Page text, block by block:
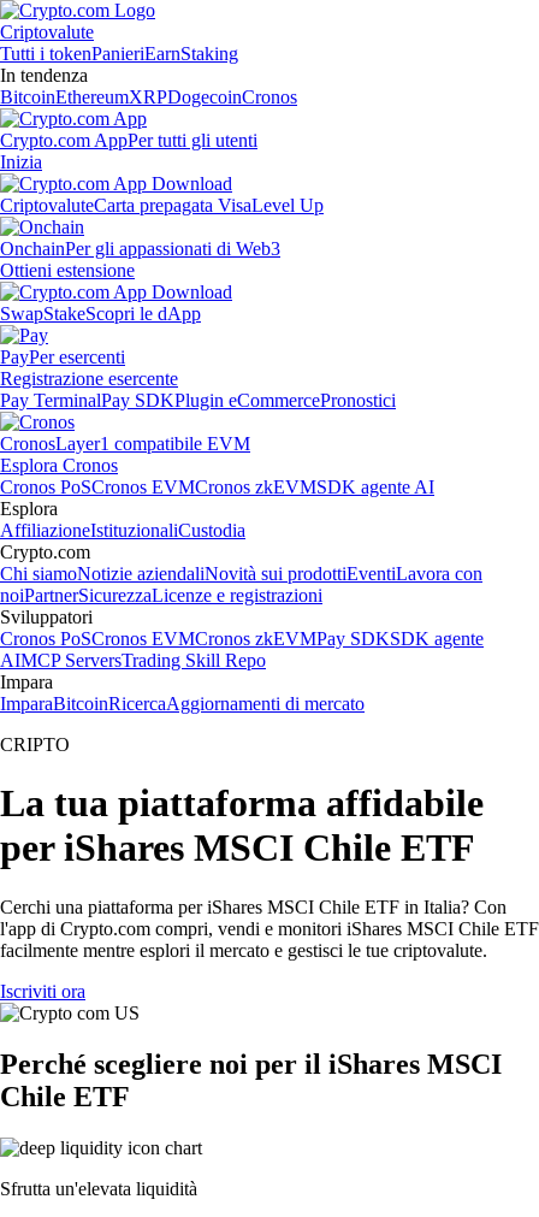
Criptovalute
Tutti i tokenPanieriEarnStaking
In tendenza
BitcoinEthereumXRPDogecoinCronos
Crypto.com AppPer tutti gli utenti
Inizia
CriptovaluteCarta prepagata VisaLevel Up
OnchainPer gli appassionati di Web3
Ottieni estensione
SwapStakeScopri le dApp
PayPer esercenti
Registrazione esercente
Pay TerminalPay SDKPlugin eCommercePronostici
CronosLayer1 compatibile EVM
Esplora Cronos
Cronos PoSCronos EVMCronos zkEVMSDK agente AI
Esplora
AffiliazioneIstituzionaliCustodia
Crypto.com
Chi siamoNotizie aziendaliNovità sui prodottiEventiLavora con
noiPartnerSicurezzaLicenze e registrazioni
Sviluppatori
Cronos PoSCronos EVMCronos zkEVMPay SDKSDK agente
AIMCP ServersTrading Skill Repo
Impara
ImparaBitcoinRicercaAggiornamenti di mercato
CRIPTO
La tua piattaforma affidabile
per iShares MSCI Chile ETF
Cerchi una piattaforma per iShares MSCI Chile ETF in Italia? Con
l'app di Crypto.com compri, vendi e monitori iShares MSCI Chile ETF
facilmente mentre esplori il mercato e gestisci le tue criptovalute.
Iscriviti ora
Perché scegliere noi per il iShares MSCI
Chile ETF
Sfrutta un'elevata liquidità